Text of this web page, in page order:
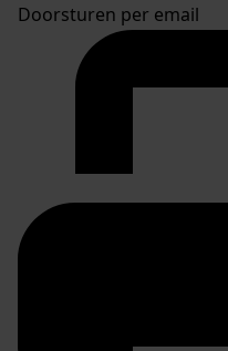
Doorsturen per email